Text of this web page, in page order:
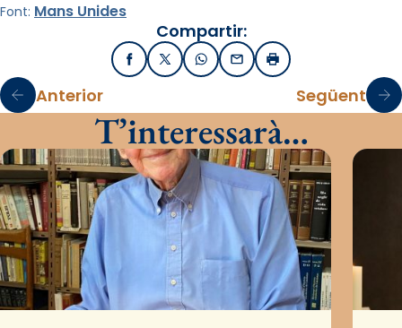
Font: Mans Unides
Compartir:
FacebookX / TwitterWhatsApp
EmailImprimir
Anterior Següent
T’interessarà…